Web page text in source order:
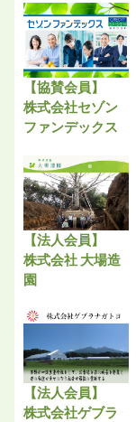
【協賛会員】
株式会社セゾン
ファンデックス
【法人会員】
株式会社 大場造
園
【法人会員】
株式会社ゲブラ